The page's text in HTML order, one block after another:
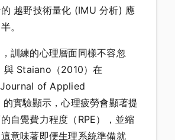
越野技術量化 (IMU 分析) 應
。
訓練的心理層面同樣不容忽
Staiano（2010）在
Journal of Applied
實驗顯示，心理疲勞會顯著提
自覺費力程度（RPE），並縮
意味著即便生理系統準備就